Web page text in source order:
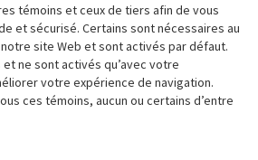
Salle de presse
Support
témoins et ceux de tiers afin de vous
et sécurisé. Certains sont nécessaires au
site Web et sont activés par défaut.
ne sont activés qu’avec votre
votre expérience de navigation.
ces témoins, aucun ou certains d’entre